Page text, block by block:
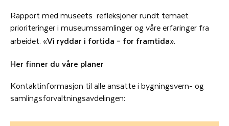
Rapport med museets refleksjoner rundt temaet
prioriteringer i museumssamlinger og våre erfaringer fra
arbeidet. «Vi ryddar i fortida – for framtida».
Her finner du våre planer
Kontaktinformasjon til alle ansatte i bygningsvern- og
samlingsforvaltningsavdelingen: